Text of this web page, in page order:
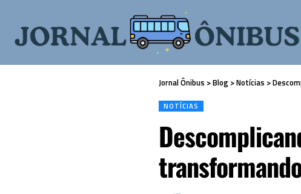
Jornal Ônibus >Blog >Notícias >
NOTÍCIAS